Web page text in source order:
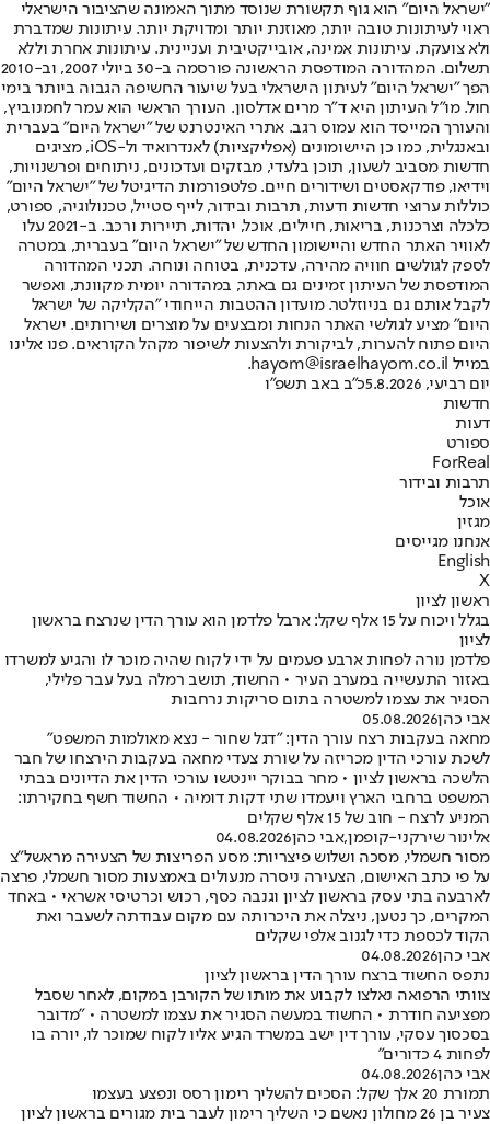
"ישראל היום" הוא גוף תקשורת שנוסד מתוך האמונה שהציבור הישראלי
ראוי לעיתונות טובה יותר, מאוזנת יותר ומדויקת יותר. עיתונות שמדברת
ולא צועקת. עיתונות אמינה, אובייקטיבית ועניינית. עיתונות אחרת וללא
תשלום. המהדורה המודפסת הראשונה פורסמה ב-30 ביולי 2007, וב-2010
הפך "ישראל היום" לעיתון הישראלי בעל שיעור החשיפה הגבוה ביותר בימי
חול. מו"ל העיתון היא ד"ר מרים אדלסון. העורך הראשי הוא עמר לחמנוביץ,
והעורך המייסד הוא עמוס רגב. אתרי האינטרנט של "ישראל היום" בעברית
ובאנגלית, כמו כן היישומונים (אפליקציות) לאנדרואיד ול-iOS, מציגים
חדשות מסביב לשעון, תוכן בלעדי, מבזקים ועדכונים, ניתוחים ופרשנויות,
וידיאו, פודקאסטים ושידורים חיים. פלטפורמות הדיגיטל של "ישראל היום"
כוללות ערוצי חדשות ודעות, תרבות ובידור, לייף סטייל, טכנולוגיה, ספורט,
כלכלה וצרכנות, בריאות, חיילים, אוכל, יהדות, תיירות ורכב. ב-2021 עלו
לאוויר האתר החדש והיישומון החדש של "ישראל היום" בעברית, במטרה
לספק לגולשים חוויה מהירה, עדכנית, בטוחה ונוחה. תכני המהדורה
המודפסת של העיתון זמינים גם באתר, במהדורה יומית מקוונת, ואפשר
לקבל אותם גם בניוזלטר. מועדון ההטבות הייחודי "הקליקה של ישראל
היום" מציע לגולשי האתר הנחות ומבצעים על מוצרים ושירותים. ישראל
היום פתוח להערות, לביקורת ולהצעות לשיפור מקהל הקוראים. פנו אלינו
במייל hayom@israelhayom.co.il.
יום רביעי, 5.8.2026
כ"ב באב תשפ"ו
חדשות
דעות
ספורט
ForReal
תרבות ובידור
אוכל
מגזין
אנחנו מגייסים
English
X
ראשון לציון
בגלל ויכוח על 15 אלף שקל: ארבל פלדמן הוא עורך הדין שנרצח בראשון
לציון
פלדמן נורה לפחות ארבע פעמים על ידי לקוח שהיה מוכר לו והגיע למשרדו
באזור התעשייה במערב העיר • החשוד, תושב רמלה בעל עבר פלילי,
הסגיר את עצמו למשטרה בתום סריקות נרחבות
אבי כהן05.08.2026
מחאה בעקבות רצח עורך הדין: "דגל שחור - נצא מאולמות המשפט"
לשכת עורכי הדין מכריזה על שורת צעדי מחאה בעקבות הירצחו של חבר
הלשכה בראשון לציון • מחר בבוקר יינטשו עורכי הדין את הדיונים בבתי
המשפט ברחבי הארץ ויעמדו שתי דקות דומיה • החשוד חשף בחקירתו:
המניע לרצח - חוב של 15 אלף שקלים
אלינור שירקני-קופמן,אבי כהן04.08.2026
מסור חשמלי, מסכה ושלוש פיצריות: מסע הפריצות של הצעירה מראשל"צ
על פי כתב האישום, הצעירה ניסרה מנעולים באמצעות מסור חשמלי, פרצה
לארבעה בתי עסק בראשון לציון וגנבה כסף, רכוש וכרטיסי אשראי • באחד
המקרים, כך נטען, ניצלה את היכרותה עם מקום עבודתה לשעבר ואת
הקוד לכספת כדי לגנוב אלפי שקלים
אבי כהן04.08.2026
נתפס החשוד ברצח עורך הדין בראשון לציון
צוותי הרפואה נאלצו לקבוע את מותו של הקורבן במקום, לאחר שסבל
מפציעה חודרת • החשוד במעשה הסגיר את עצמו למשטרה • "מדובר
בסכסוך עסקי, עורך דין ישב במשרד הגיע אליו לקוח שמוכר לו, יורה בו
לפחות 4 כדורים"
אבי כהן04.08.2026
תמורת 20 אלך שקל: הסכים להשליך רימון רסס ונפצע בעצמו
צעיר בן 26 מחולון נאשם כי השליך רימון לעבר בית מגורים בראשון לציון